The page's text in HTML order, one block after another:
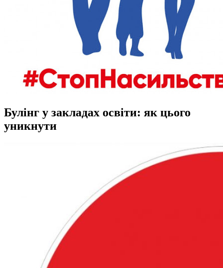
Булінг у закладах освіти: як цього
уникнути